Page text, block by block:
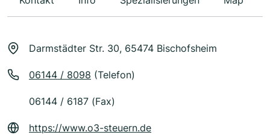
Darmstädter Str. 30, 65474 Bischofsheim
06144 / 8098 (Telefon)
06144 / 6187 (Fax)
https://www.o3-steuern.de